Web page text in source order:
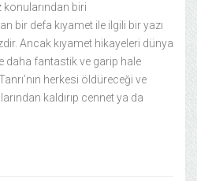
biri
bir defa kıyamet ile ilgili bir yazı
Ancak kıyamet hikayeleri dünya
daha fantastik ve garip hale
herkesi öldüreceği ve
kaldırıp cennet ya da